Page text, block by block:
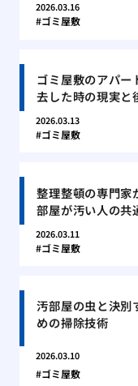
2026.03.16
ゴミ屋敷
ゴミ屋敷のアパー
去した時の現実と
2026.03.13
ゴミ屋敷
整理整頓の専門家
部屋が汚い人の共
2026.03.11
ゴミ屋敷
汚部屋の虫と決別
めの掃除技術
2026.03.10
ゴミ屋敷